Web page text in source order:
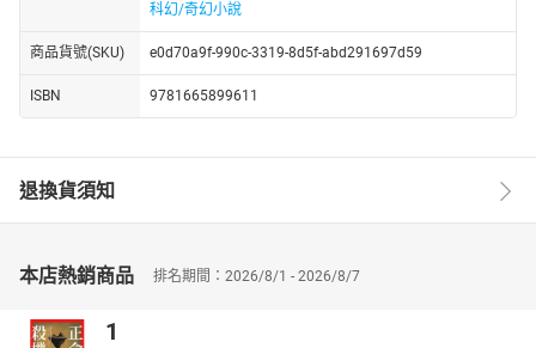
科幻/奇幻小說
商品貨號(SKU) e0d70a9f-990c-3319-8d5f-abd291697d59
ISBN 9781665899611
退換貨須知
本店熱銷商品 排名期間：2026/8/1 - 2026/8/7
1